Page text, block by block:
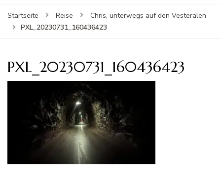
Startseite Reise
Chris, unterwegs auf den Vesteralen
PXL_20230731_160436423
PXL_20230731_160436423